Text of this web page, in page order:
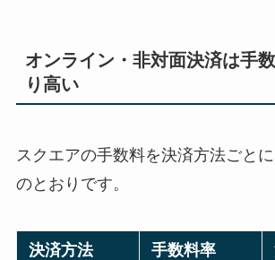
オンライン・非対面決済は手
り高い
スクエアの手数料を決済方法ごと
のとおりです。
決済方法 手数料率